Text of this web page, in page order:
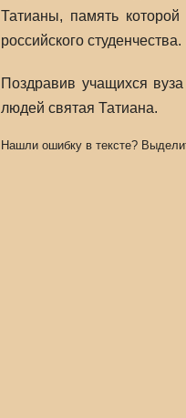
Татианы, память
российского студенчества.
Поздравив учащихся
людей святая Татиана.
Нашли ошибку в тексте?